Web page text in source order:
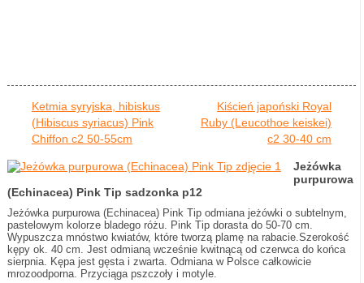
Ketmia syryjska, hibiskus
(Hibiscus syriacus) Pink
Chiffon c2 50-55cm
Kiścień japoński Royal
Ruby (Leucothoe keiskei)
c2 30-40 cm
Jeżówka
purpurowa
(Echinacea) Pink Tip sadzonka p12
Jeżówka purpurowa (Echinacea) Pink Tip odmiana jeżówki o subtelnym,
pastelowym kolorze bladego różu. Pink Tip dorasta do 50-70 cm.
Wypuszcza mnóstwo kwiatów, które tworzą plamę na rabacie.Szerokość
kępy ok. 40 cm. Jest odmianą wcześnie kwitnącą od czerwca do końca
sierpnia. Kępa jest gęsta i zwarta. Odmiana w Polsce całkowicie
mrozoodporna. Przyciąga pszczoły i motyle.